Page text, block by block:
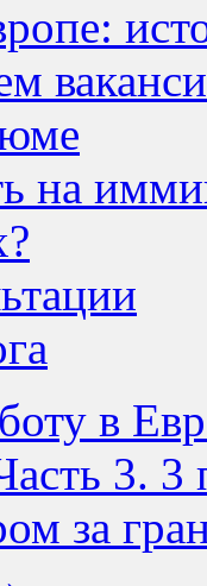
на
в
3. 3
за